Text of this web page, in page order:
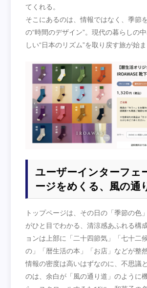
てくれる。
そこにあるのは、情報ではなく、季節
の“時間のデザイン”。現代の暮らしの
しい“日本のリズム”を取り戻す旅が始ま
ユーザーインターフェ
ージをめくる、風の通
トップページは、その日の「季節の色
がひと目でわかる、清涼感あふれる構
ョンは上部に「二十四節気」「七十二
の」「暦生活の本」「お店」などが整
情報の密度は高いはずなのに、不思議
のは、余白が「風の通り道」のように